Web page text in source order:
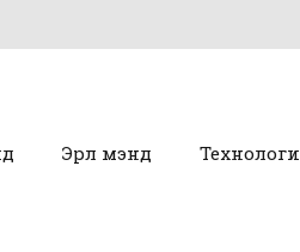
Эрүүл мэнд Технологи